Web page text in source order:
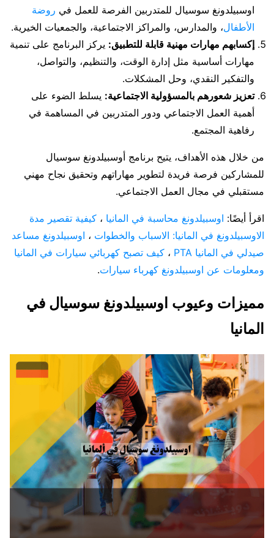
اوسبيلدونغ سوسيال للمتدربين الفرصة للعمل في روضة
الأطفال، والمدارس، والمراكز الاجتماعية، والجمعيات الخيرية.
إكسابهم مهارات مهنية قابلة للتطبيق: يركز البرنامج على تنمية
مهارات أساسية مثل إدارة الوقت، والتنظيم، والتواصل،
والتفكير النقدي، وحل المشكلات.
تعزيز شعورهم بالمسؤولية الاجتماعية: يسلط الضوء على
أهمية العمل الاجتماعي ودور المتدربين في المساهمة في
رفاهية المجتمع.
من خلال هذه الأهداف، يتيح برنامج أوسبيلدونغ سوسيال
للمشاركين فرصة فريدة لتطوير مهاراتهم وتحقيق نجاح مهني
مستقبلي في مجال العمل الاجتماعي.
اقرأ أيضًا: اوسبيلدونغ محاسبة في المانيا ، كيفية تقصير مدة
الاوسبيلدونغ في المانيا: الاسباب والخطوات ، اوسبيلدونغ مساعد
صيدلي في المانيا PTA
، كيف تصبح كهربائي سيارات في المانيا
ومعلومات عن اوسبيلدونغ كهرباء سيارات.
مميزات وعيوب اوسبيلدونغ سوسيال في
المانيا